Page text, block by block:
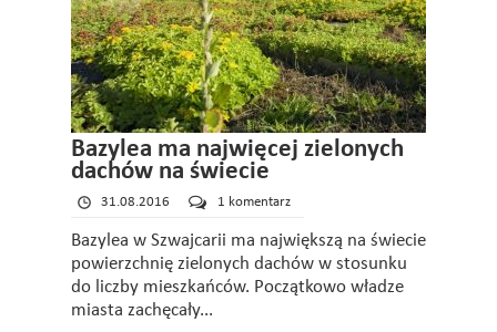
Bazylea ma najwięcej zielonych
dachów na świecie
31.08.2016 1 komentarz
Bazylea w Szwajcarii ma największą na świecie
powierzchnię zielonych dachów w stosunku
do liczby mieszkańców. Początkowo władze
miasta zachęcały...